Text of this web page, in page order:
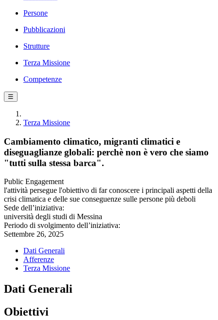
Persone
Pubblicazioni
Strutture
Terza Missione
Competenze
☰
Terza Missione
Cambiamento climatico, migranti climatici e
diseguaglianze globali: perchè non è vero che siamo
"tutti sulla stessa barca".
Public Engagement
l'attività persegue l'obiettivo di far conoscere i principali aspetti della
crisi climatica e delle sue conseguenze sulle persone più deboli
Sede dell’iniziativa:
università degli studi di Messina
Periodo di svolgimento dell’iniziativa:
Settembre 26, 2025
Dati Generali
Afferenze
Terza Missione
Dati Generali
Obiettivi